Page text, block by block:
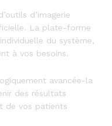
d’imagerie
La plate-forme
du système,
à vos besoins.
avancée-la
des résultats
de vos patients